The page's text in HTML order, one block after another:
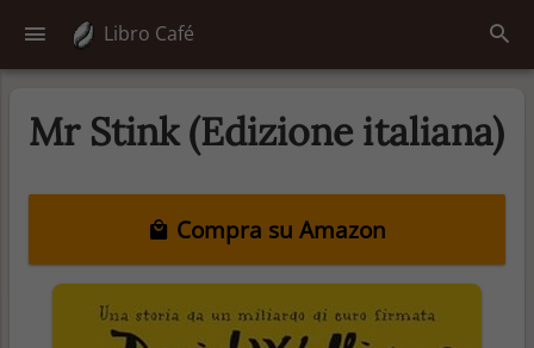
Libro Café
Mr Stink (Edizione italiana)
Compra su Amazon